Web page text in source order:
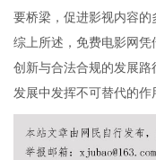
要桥梁，促进影视内容的
综上所述，免费电影网
创新与合法合规的发展
发展中发挥不可替代的作